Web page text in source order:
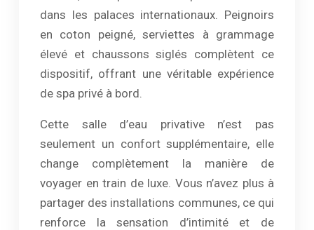
dans les palaces internationaux. Peignoirs
en coton peigné, serviettes à grammage
élevé et chaussons siglés complètent ce
dispositif, offrant une véritable expérience
de spa privé à bord.
Cette salle d’eau privative n’est pas
seulement un confort supplémentaire, elle
change complètement la manière de
voyager en train de luxe. Vous n’avez plus à
partager des installations communes, ce qui
renforce la sensation d’intimité et de